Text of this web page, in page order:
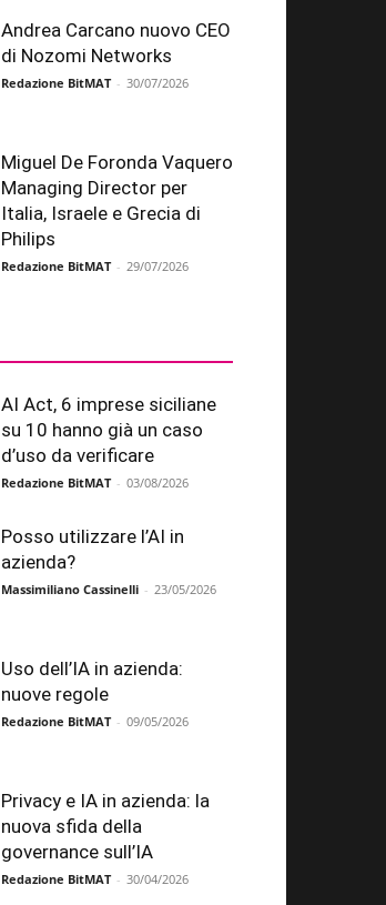
Andrea Carcano nuovo CEO
di Nozomi Networks
Redazione BitMAT - 30/07/2026
Miguel De Foronda Vaquero
Managing Director per
Italia, Israele e Grecia di
Philips
Redazione BitMAT - 29/07/2026
AI Act, 6 imprese siciliane
su 10 hanno già un caso
d’uso da verificare
Redazione BitMAT - 03/08/2026
Posso utilizzare l’AI in
azienda?
Massimiliano Cassinelli - 23/05/2026
Uso dell’IA in azienda:
nuove regole
Redazione BitMAT - 09/05/2026
Privacy e IA in azienda: la
nuova sfida della
governance sull’IA
Redazione BitMAT - 30/04/2026